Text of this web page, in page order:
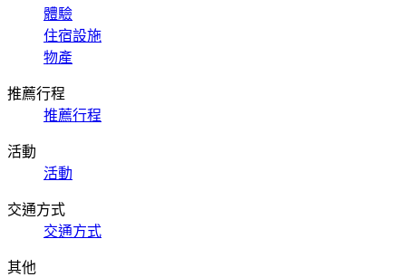
體驗
住宿設施
物產
推薦行程
推薦行程
活動
活動
交通方式
交通方式
其他